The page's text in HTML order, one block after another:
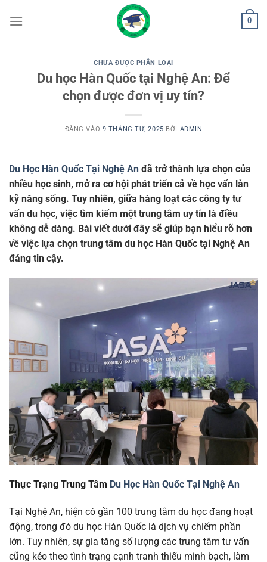
qua
0
CHƯA ĐƯỢC PHÂN LOẠI
Du học Hàn Quốc tại Nghệ An: Để
chọn được đơn vị uy tín?
ĐĂNG VÀO 9 THÁNG TƯ, 2025 BỞI ADMIN
Du Học Hàn Quốc Tại Nghệ An đã trở thành lựa chọn của
nhiều học sinh, mở ra cơ hội phát triển cả về học vấn lẫn
kỹ năng sống. Tuy nhiên, giữa hàng loạt các công ty tư
vấn du học, việc tìm kiếm một trung tâm uy tín là điều
không dễ dàng. Bài viết dưới đây sẽ giúp bạn hiểu rõ hơn
về việc lựa chọn trung tâm du học Hàn Quốc tại Nghệ An
đáng tin cậy.
Thực Trạng Trung Tâm Du Học Hàn Quốc Tại Nghệ An
Tại Nghệ An, hiện có gần 100 trung tâm du học đang hoạt
động, trong đó du học Hàn Quốc là dịch vụ chiếm phần
lớn. Tuy nhiên, sự gia tăng số lượng các trung tâm tư vấn
cũng kéo theo tình trạng cạnh tranh thiếu minh bạch, làm